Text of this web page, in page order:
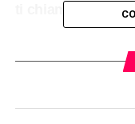
ti chiama Pep…